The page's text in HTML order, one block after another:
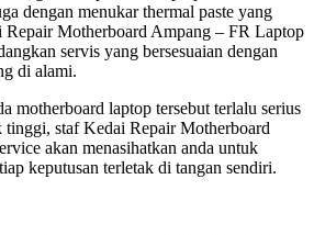
dengan menukar thermal paste yang
Repair Motherboard Ampang – FR Laptop
servis yang bersesuaian dengan
di alami.
motherboard laptop tersebut terlalu serius
tinggi, staf Kedai Repair Motherboard
akan menasihatkan anda untuk
keputusan terletak di tangan sendiri.